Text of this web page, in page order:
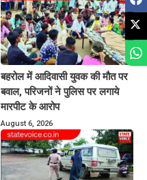
बहरोल में आदिवासी युवक की मौत पर
बवाल, परिजनों ने पुलिस पर लगाये
मारपीट के आरोप
August 6, 2026